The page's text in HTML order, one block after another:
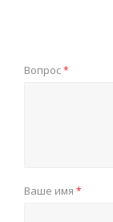
Вопрос*
Ваше имя *